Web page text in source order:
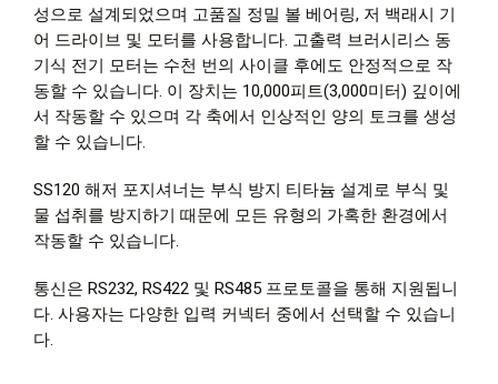
성으로 설계되었으며 고품질 정밀 볼 베어링, 저 백래시 기
어 드라이브 및 모터를 사용합니다. 고출력 브러시리스 동
기식 전기 모터는 수천 번의 사이클 후에도 안정적으로 작
동할 수 있습니다. 이 장치는 10,000피트(3,000미터) 깊이에
서 작동할 수 있으며 각 축에서 인상적인 양의 토크를 생성
할 수 있습니다.
SS120 해저 포지셔너는 부식 방지 티타늄 설계로 부식 및
물 섭취를 방지하기 때문에 모든 유형의 가혹한 환경에서
작동할 수 있습니다.
통신은 RS232, RS422 및 RS485 프로토콜을 통해 지원됩니
다. 사용자는 다양한 입력 커넥터 중에서 선택할 수 있습니
다.